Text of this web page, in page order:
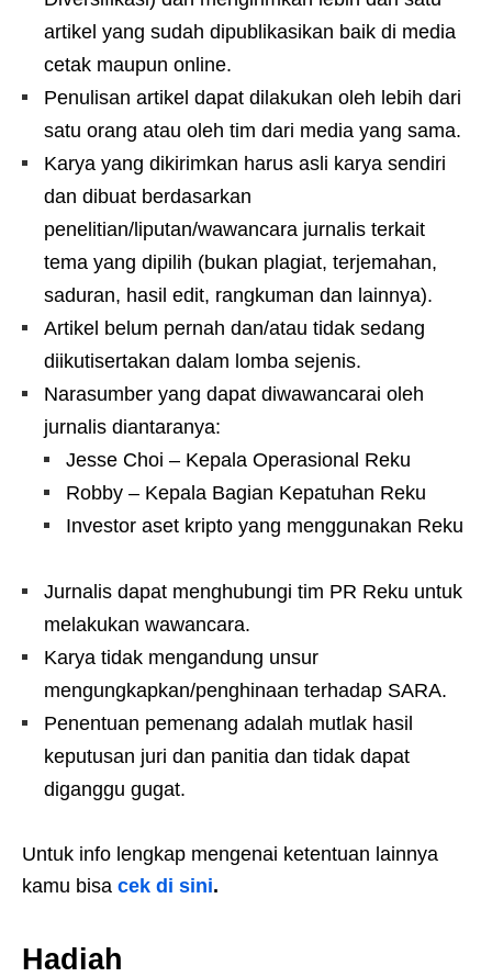
artikel yang sudah dipublikasikan baik di media
cetak maupun online.
Penulisan artikel dapat dilakukan oleh lebih dari
satu orang atau oleh tim dari media yang sama.
Karya yang dikirimkan harus asli karya sendiri
dan dibuat berdasarkan
penelitian/liputan/wawancara jurnalis terkait
tema yang dipilih (bukan plagiat, terjemahan,
saduran, hasil edit, rangkuman dan lainnya).
Artikel belum pernah dan/atau tidak sedang
diikutisertakan dalam lomba sejenis.
Narasumber yang dapat diwawancarai oleh
jurnalis diantaranya:
Jesse Choi – Kepala Operasional Reku
Robby – Kepala Bagian Kepatuhan Reku
Investor aset kripto yang menggunakan Reku
Jurnalis dapat menghubungi tim PR Reku untuk
melakukan wawancara.
Karya tidak mengandung unsur
mengungkapkan/penghinaan terhadap SARA.
Penentuan pemenang adalah mutlak hasil
keputusan juri dan panitia dan tidak dapat
diganggu gugat.
Untuk info lengkap mengenai ketentuan lainnya
kamu bisa cek di sini.
Hadiah